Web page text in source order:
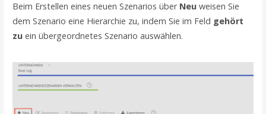
Beim Erstellen eines neuen Szenarios über Neuweisen Sie
dem Szenario eine Hierarchie zu, indem Sie im Feld gehört
zuein übergeordnetes Szenario auswählen.